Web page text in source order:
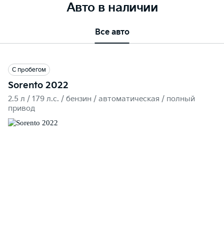
Авто в наличии
Все авто
С пробегом
Sorento 2022
2.5 л / 179 л.c. / бензин / автоматическая / полный
привод